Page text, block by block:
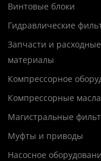
Винтовые блоки
Гидравлические
Запчасти и расходные
материалы
Компрессорное
Компрессорные масла
Магистральные
Муфты и приводы
Насосное